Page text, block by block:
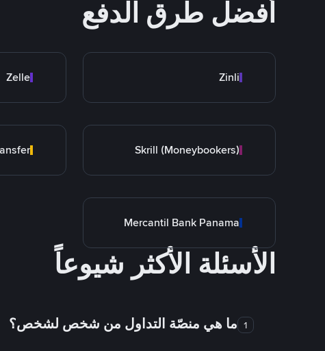
أفضل طرق الدفع
Zinli
Zelle
Skrill (Moneybookers)
Mercantil Bank Panama
الأسئلة الأكثر شيوعاً
1 ما هي منصّة التداول من شخص لشخص؟